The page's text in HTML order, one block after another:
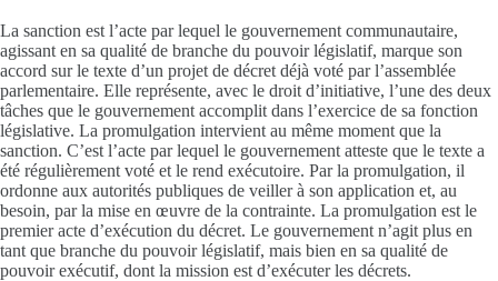
La sanction est l’acte par lequel le gouvernement communautaire,
agissant en sa qualité de branche du pouvoir législatif, marque son
accord sur le texte d’un projet de décret déjà voté par l’assemblée
parlementaire. Elle représente, avec le droit d’initiative, l’une des deux
tâches que le gouvernement accomplit dans l’exercice de sa fonction
législative. La promulgation intervient au même moment que la
sanction. C’est l’acte par lequel le gouvernement atteste que le texte a
été régulièrement voté et le rend exécutoire. Par la promulgation, il
ordonne aux autorités publiques de veiller à son application et, au
besoin, par la mise en œuvre de la contrainte. La promulgation est le
premier acte d’exécution du décret. Le gouvernement n’agit plus en
tant que branche du pouvoir législatif, mais bien en sa qualité de
pouvoir exécutif, dont la mission est d’exécuter les décrets.